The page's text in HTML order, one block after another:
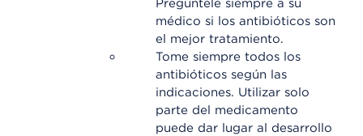
Pregúntele siempre a su
médico si los antibióticos son
el mejor tratamiento.
Tome siempre todos los
antibióticos según las
indicaciones. Utilizar solo
parte del medicamento
puede dar lugar al desarrollo